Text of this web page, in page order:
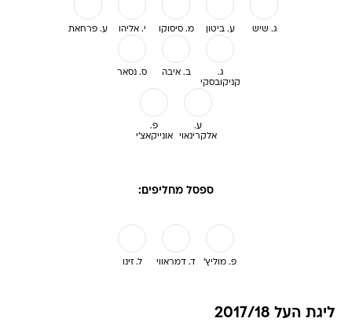
ע. פרחאת י. אליהו מ. סיסוקו ע. ביטון ג. שיש
ס. נסאר ב. איבה
ג.
קניקובסקי
פ.
אונייקאצ'י
ע.
אלקרינאוי
ספסל מחליפים:
ל. זינו ד. דמראווי פ. מוליץ'
ליגת העל 2017/18